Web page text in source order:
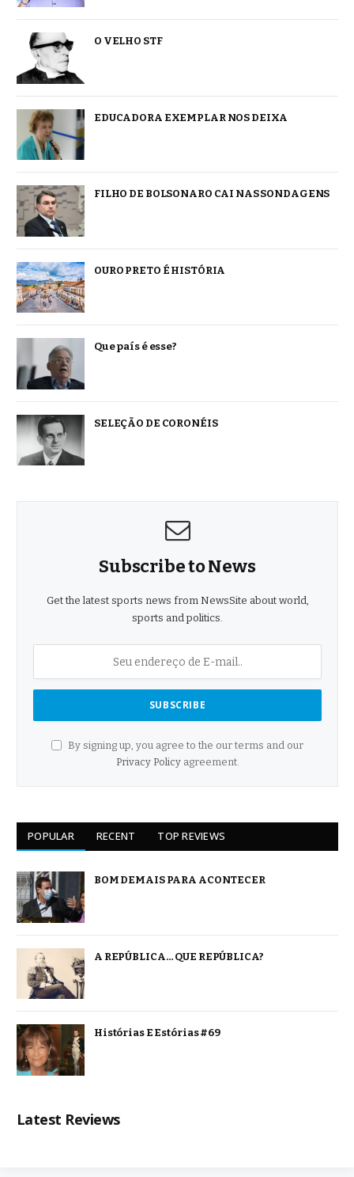
O VELHO STF
EDUCADORA EXEMPLAR NOS DEIXA
FILHO DE BOLSONARO CAI NAS SONDAGENS
OURO PRETO É HISTÓRIA
Que país é esse?
SELEÇÃO DE CORONÉIS
Subscribe to News
Get the latest sports news from NewsSite about world,
sports and politics.
By signing up, you agree to the our terms and our
Privacy Policyagreement.
POPULAR RECENT TOP REVIEWS
BOM DEMAIS PARA ACONTECER
A REPÚBLICA… QUE REPÚBLICA?
Histórias E Estórias #69
Latest Reviews